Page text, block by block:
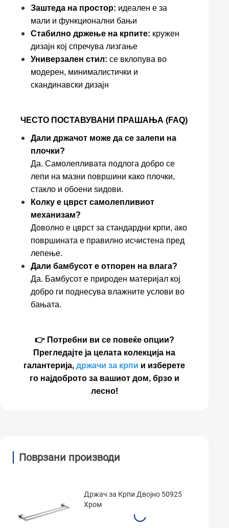
Заштеда на простор: идеален е за
мали и функционални бањи
Стабилно држење на крпите: кружен
дизајн кој спречува лизгање
Универзален стил: се вклопува во
модерен, минималистички и
скандинавски дизајн
ЧЕСТО ПОСТАВУВАНИ ПРАШАЊА (FAQ)
Дали држачот може да се залепи на
плочки?
Да. Самолепливата подлога добро се
лепи на мазни површини како плочки,
стакло и обоени ѕидови.
Колку е цврст самолепливиот
механизам?
Доволно е цврст за стандардни крпи, ако
површината е правилно исчистена пред
лепење.
Дали бамбусот е отпорен на влага?
Да. Бамбусот е природен материјал кој
добро ги поднесува влажните услови во
бањата.
👉 Потребни ви се повеќе опции?
Прегледајте ја целата колекција на
галантерија, држачи за крпи и изберете
го најдоброто за вашиот дом, брзо и
лесно!
Поврзани производи
Држач за Крпи Двојно 50925
Хром